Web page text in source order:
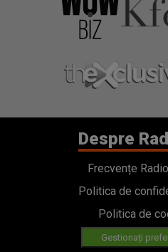
Despre
Frecvențe
Politica de
Politica de
Gestionați